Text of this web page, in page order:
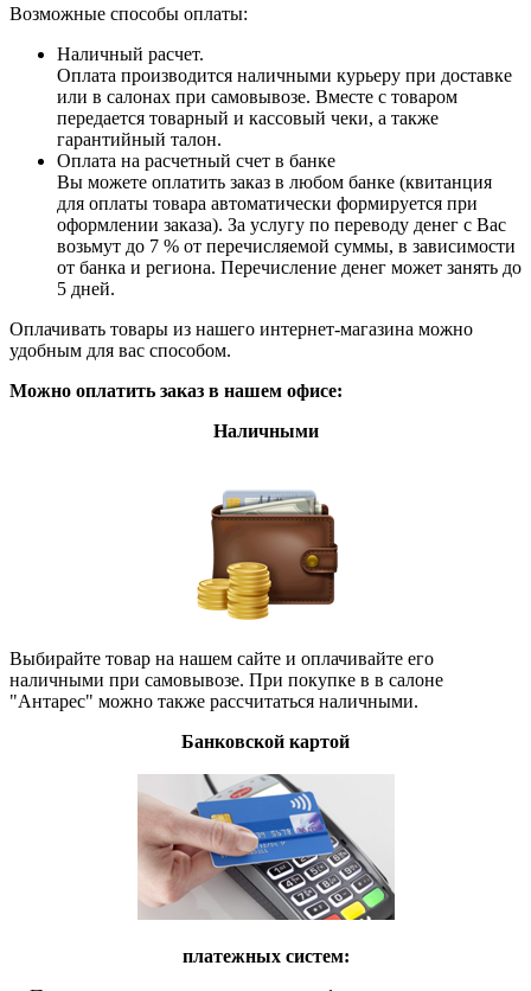
Возможные способы оплаты:
Наличный расчет.
Оплата производится наличными курьеру при доставке
или в салонах при самовывозе. Вместе с товаром
передается товарный и кассовый чеки, а также
гарантийный талон.
Оплата на расчетный счет в банке
Вы можете оплатить заказ в любом банке (квитанция
для оплаты товара автоматически формируется при
оформлении заказа). За услугу по переводу денег с Вас
возьмут до 7 % от перечисляемой суммы, в зависимости
от банка и региона. Перечисление денег может занять до
5 дней.
Оплачивать товары из нашего интернет-магазина можно
удобным для вас способом.
Можно оплатить заказ в нашем офисе:
Наличными
Выбирайте товар на нашем сайте и оплачивайте его
наличными при самовывозе. При покупке в в салоне
"Антарес" можно также рассчитаться наличными.
Банковской картой
платежных систем: